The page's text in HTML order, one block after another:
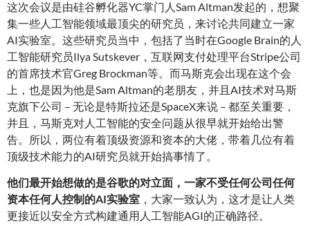
这次会议是由硅谷孵化器YC掌门人Sam Altman发起的，想聚
集一些人工智能领域最顶尖的研究员，来讨论共同建立一家
AI实验室。这些研究员当中，包括了当时在Google Brain的人
工智能研究员Ilya Sutskever，互联网支付处理平台Stripe公司
的首席技术官Greg Brockman等。而马斯克会出现在这个会
上，也是因为他是Sam Altman的老朋友，并且AI技术对马斯
克旗下公司 – 无论是特斯拉还是SpaceX来说 – 都至关重要，
并且，马斯克对人工智能的安全问题从很早就开始给出警
告。所以，两位有着顶级资源和资本的大佬，带着几位有着
顶级技术能力的AI研究员就开始搞事情了。
他们最开始想做的是谷歌的对立面，一家不受任何公司任何
资本任何人控制的AI实验室 ，大家一致认为，这才是让人类
更接近以安全方式构建通用人工智能AGI的正确路径。